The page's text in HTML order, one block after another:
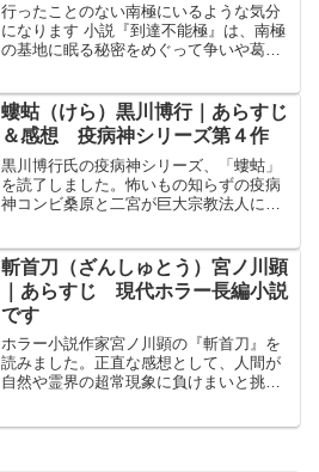
行ったことのない南極にいるような気分
になります 小説『到達不能極』は、南極
の基地に眠る秘密をめぐって争いや葛藤
絆が難局を切り抜ける扉を開いていきま
す。 厳しい自然環境の...
螻蛄（けら）黒川博行｜あらすじ
＆感想 疫病神シリーズ第４作
黒川博行氏の疫病神シリーズ、「螻蛄」
を読了しました。怖いもの知らずの疫病
神コンビ桑原と二宮が巨大宗教法人に伝
行く手にたちはだかるのは伝法宗慧教寺
派の歪んだ内幕に乗じて大金...
斬首刀（ざんしゅとう）宮ノ川顕
｜あらすじ 現代ホラー長編小説
です
ホラー小説作家宮ノ川顕の『斬首刀』を
読みました。正直な感想として、人間が
自然や霊界の超常現象に負けまいと挑戦